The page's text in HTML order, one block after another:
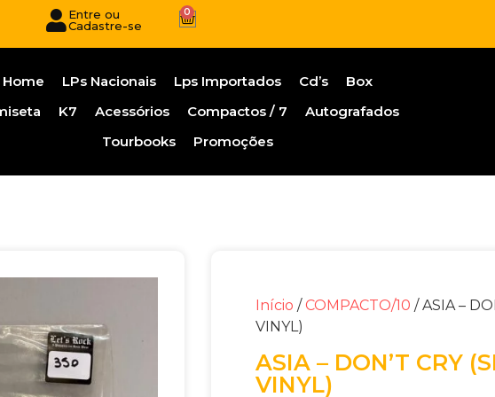
Entre ou
Cadastre-se
0
Home LPs Nacionais Lps Importados Cd’s
Box
K7 Acessórios Compactos / 7
Autografados
Tourbooks
Promoções
Início / COMPACTO/10 / ASIA –
VINYL)
ASIA – DON’T CRY
VINYL)